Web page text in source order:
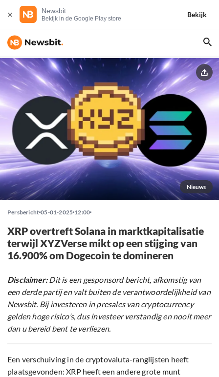
Newsbit
Bekijk in de Google Play store
Bekijk
Nieuws
Persbericht 05-01-2025 12:00
XRP overtreft Solana in marktkapitalisatie
terwijl XYZVerse mikt op een stijging van
16.900% om Dogecoin te domineren
Disclaimer:Dit is een gesponsord bericht, afkomstig van
een derde partij en valt buiten de verantwoordelijkheid van
Newsbit. Bij investeren in presales van cryptocurrency
gelden hoge risico’s, dus investeer verstandig en nooit meer
dan u bereid bent te verliezen.
Een verschuiving in de cryptovaluta-ranglijsten heeft
plaatsgevonden: XRP heeft een andere grote munt